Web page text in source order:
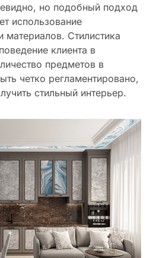
но подобный подход
использование
Стилистика
клиента в
предметов в
четко регламентировано,
стильный интерьер.